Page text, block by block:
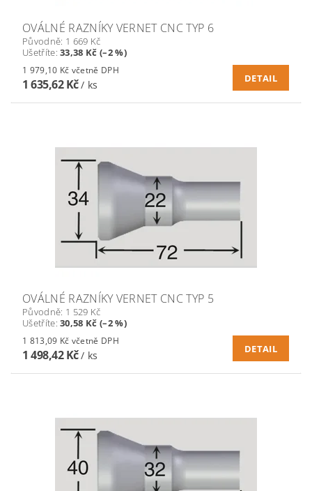
OVÁLNÉ RAZNÍKY VERNET CNC TYP 6
Původně: 1 669 Kč
Ušetříte:33,38 Kč (–2 %)
1 979,10 Kč včetně DPH
1 635,62 Kč/ ks
DETAIL
OVÁLNÉ RAZNÍKY VERNET CNC TYP 5
Původně: 1 529 Kč
Ušetříte:30,58 Kč (–2 %)
1 813,09 Kč včetně DPH
1 498,42 Kč/ ks
DETAIL